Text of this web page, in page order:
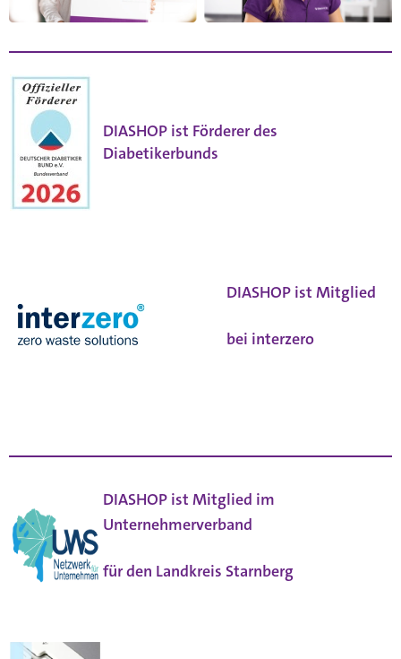
DIASHOP ist Förderer des
Diabetikerbunds
DIASHOP ist Mitglied
bei interzero
DIASHOP ist Mitglied im
Unternehmerverband
für den Landkreis Starnberg